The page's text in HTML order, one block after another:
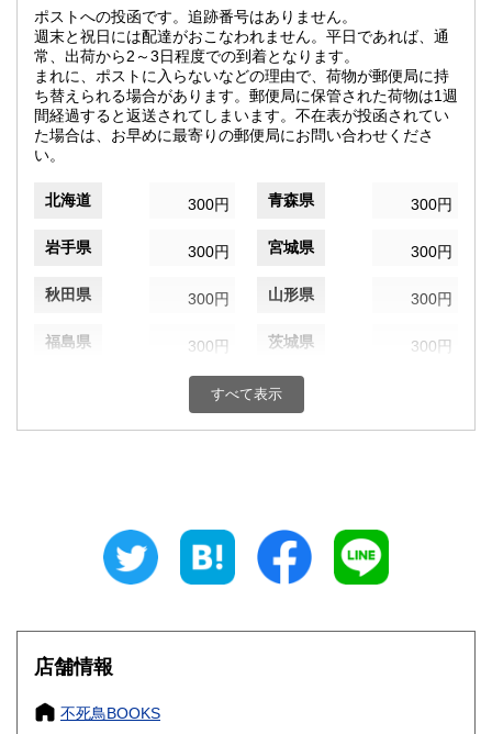
ポストへの投函です。追跡番号はありません。
週末と祝日には配達がおこなわれません。平日であれば、通
常、出荷から2～3日程度での到着となります。
まれに、ポストに入らないなどの理由で、荷物が郵便局に持
ち替えられる場合があります。郵便局に保管された荷物は1週
間経過すると返送されてしまいます。不在表が投函されてい
た場合は、お早めに最寄りの郵便局にお問い合わせくださ
い。
北海道 300円 青森県 300円
岩手県 300円 宮城県 300円
秋田県 300円 山形県 300円
福島県 300円 茨城県 300円
300円 群馬県
埼玉県 千葉県
300円 富山県
300円 福井県
300円 300円
岐阜県
愛知県
すべて表示
店舗情報
不死鳥BOOKS